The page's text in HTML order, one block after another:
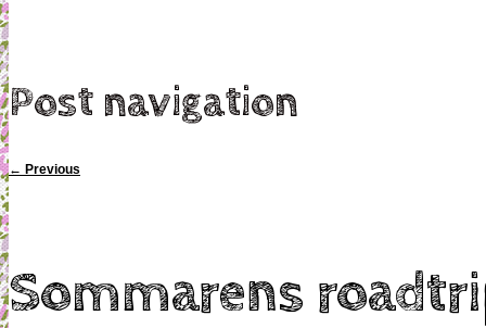
Post navigation
← Previous
Sommarens